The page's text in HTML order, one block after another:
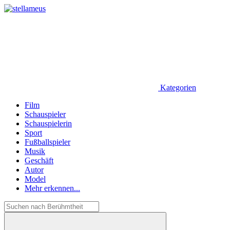
Kategorien
Film
Schauspieler
Schauspielerin
Sport
Fußballspieler
Musik
Geschäft
Autor
Model
Mehr erkennen...